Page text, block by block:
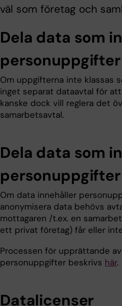
väl som företag och
Dela data som
personuppgifter
Om uppgifterna inte klassas
inget separat dataavtal för
kanske dock vill reglera det
samarbetsavtal.
Dela data som
personuppgifter
Om data innehåller
anonymisera data behövs
mottagaren /t.ex. en
ett privat företag) får eller
Processen för upprättande
personuppgifter beskrivs här.
Datalicenser